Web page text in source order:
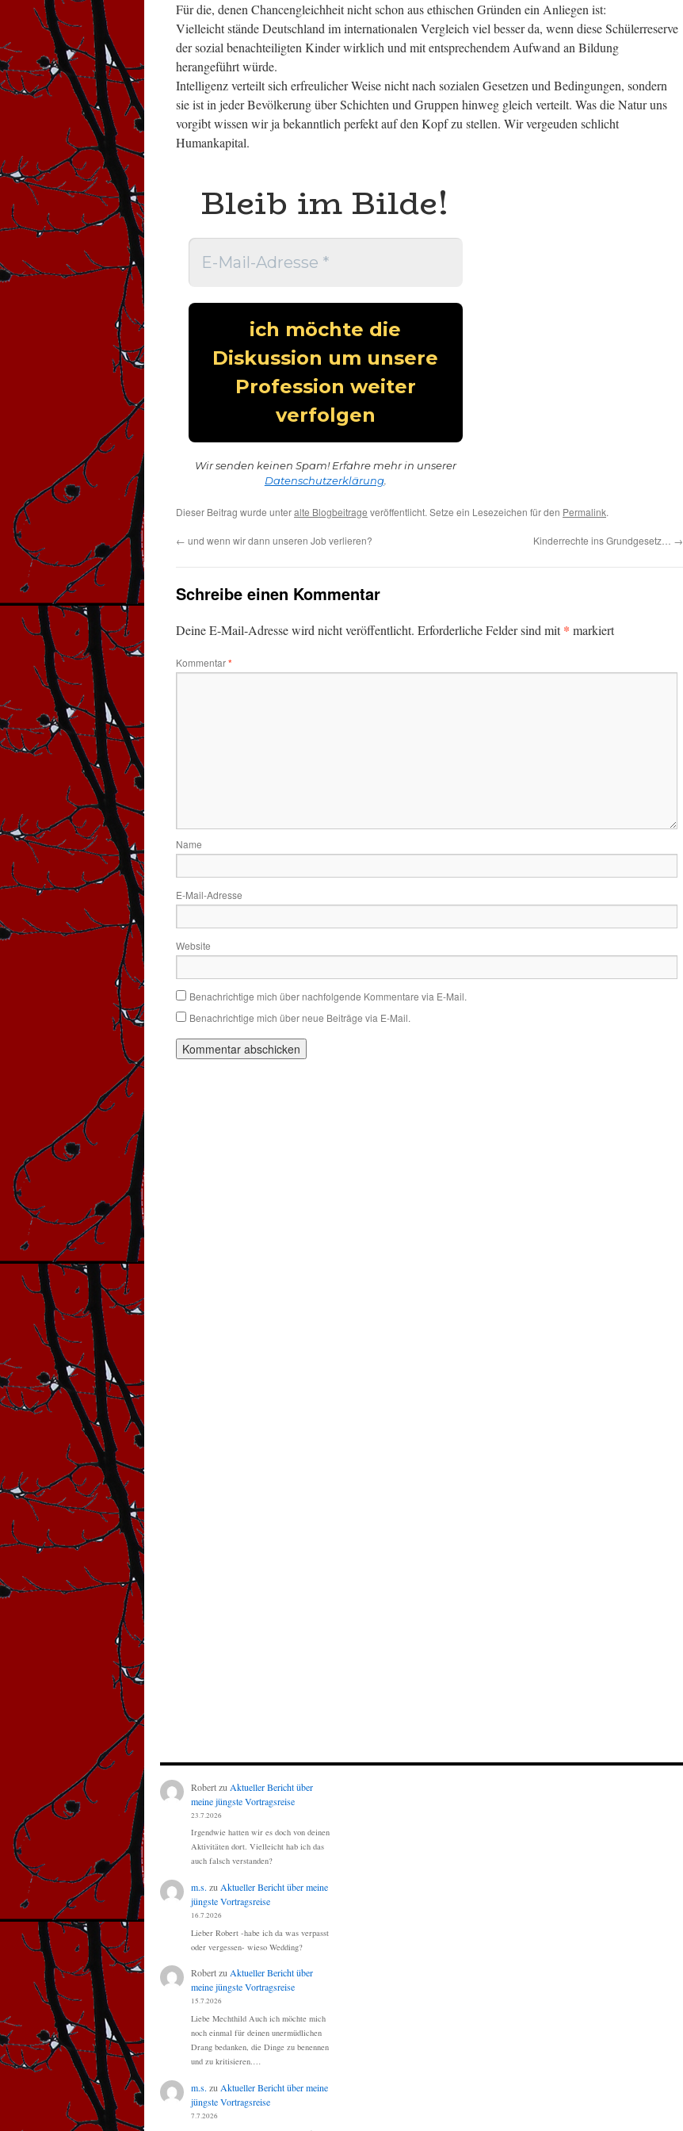
Für die, denen Chancengleichheit nicht schon aus ethischen Gründen ein Anliegen ist:
Vielleicht stände Deutschland im internationalen Vergleich viel besser da, wenn diese Schülerreserve
der sozial benachteiligten Kinder wirklich und mit entsprechendem Aufwand an Bildung
herangeführt würde.
Intelligenz verteilt sich erfreulicher Weise nicht nach sozialen Gesetzen und Bedingungen, sondern
sie ist in jeder Bevölkerung über Schichten und Gruppen hinweg gleich verteilt. Was die Natur uns
vorgibt wissen wir ja bekanntlich perfekt auf den Kopf zu stellen. Wir vergeuden schlicht
Humankapital.
Bleib im Bilde!
Wir senden keinen Spam! Erfahre mehr in unserer
Datenschutzerklärung.
Dieser Beitrag wurde unteralte Blogbeitrage veröffentlicht. Setze ein Lesezeichen für den Permalink.
← und wenn wir dann unseren Job verlieren? Kinderrechte ins Grundgesetz… →
Schreibe einen Kommentar
Deine E-Mail-Adresse wird nicht veröffentlicht. Erforderliche Felder sind mit* markiert
Kommentar*
Name
E-Mail-Adresse
Website
Benachrichtige mich über nachfolgende Kommentare via E-Mail.
Benachrichtige mich über neue Beiträge via E-Mail.
Robertzu Aktueller Bericht über
meine jüngste Vortragsreise
23.7.2026
Irgendwie hatten wir es doch von deinen
Aktivitäten dort. Vielleicht hab ich das
auch falsch verstanden?
m.s. zu Aktueller Bericht über meine
jüngste Vortragsreise
16.7.2026
Lieber Robert -habe ich da was verpasst
oder vergessen- wieso Wedding?
RobertzuAktueller Bericht über
meine jüngste Vortragsreise
15.7.2026
Liebe Mechthild Auch ich möchte mich
noch einmal für deinen unermüdlichen
Drang bedanken, die Dinge zu benennen
und zu kritisieren.…
m.s. zu Aktueller Bericht über meine
jüngste Vortragsreise
7.7.2026